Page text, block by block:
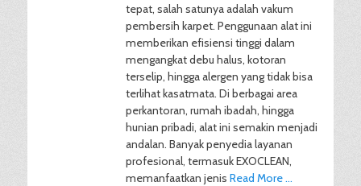
tepat, salah satunya adalah vakum
pembersih karpet. Penggunaan alat ini
memberikan efisiensi tinggi dalam
mengangkat debu halus, kotoran
terselip, hingga alergen yang tidak bisa
terlihat kasatmata. Di berbagai area
perkantoran, rumah ibadah, hingga
hunian pribadi, alat ini semakin menjadi
andalan. Banyak penyedia layanan
profesional, termasuk EXOCLEAN,
memanfaatkan jenis Read More …